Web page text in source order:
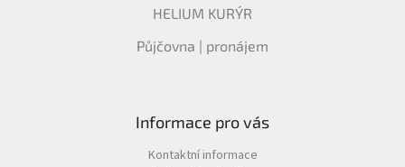
HELIUM KURÝR
Půjčovna | pronájem
Informace pro vás
Kontaktní informace